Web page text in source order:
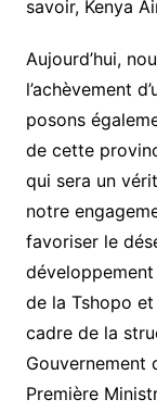
savoir, Kenya
Aujourd’hui,
l’achèvement
posons
de cette
qui sera un
notre
favoriser le
de la Tshopo
cadre de la
Gouvernement
Première